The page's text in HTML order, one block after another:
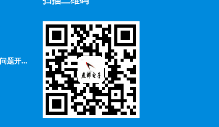
2、怎样对高温摄像机的不一样问题开展不一样的检查